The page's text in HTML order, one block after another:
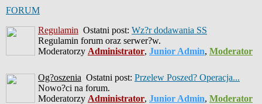
FORUM
Regulamin Ostatni post: Wz?r dodawania SS
Regulamin forum oraz serwer?w.
Moderatorzy Administrator, Junior Admin, Moderator
Og?oszenia Ostatni post: Przelew Poszed? Operacja...
Nowo?ci na forum.
Moderatorzy Administrator, Junior Admin, Moderator